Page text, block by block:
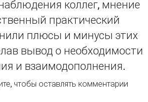
коллег, мнение
практический
плюсы и минусы этих
вывод о необходимости
и взаимодополнения.
водой не выплеснуть ребёнка… О
, чтобы оставлять комментарии